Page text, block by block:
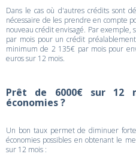
Dans le cas où d'autres crédits sont
nécessaire de les prendre en compte
nouveau crédit envisagé. Par
par mois pour un crédit
minimum de 2 135€ par mois pour
euros sur 12 mois.
Prêt de 6000€ sur 12
économies ?
Un bon taux permet de diminuer
économies possibles en obtenant le
sur 12 mois :